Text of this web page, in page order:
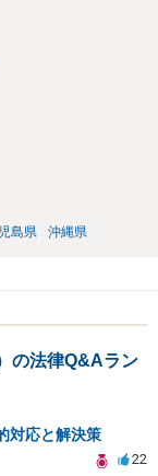
島県 沖縄県
の法律Q&Aラン
対応と解決策
22